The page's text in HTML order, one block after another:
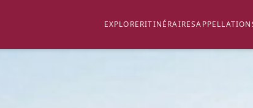
EXPLORERITINÉRAIRES